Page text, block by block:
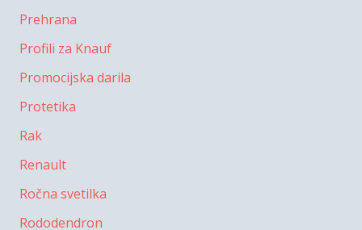
Prehrana
Profili za Knauf
Promocijska darila
Protetika
Rak
Renault
Ročna svetilka
Rododendron